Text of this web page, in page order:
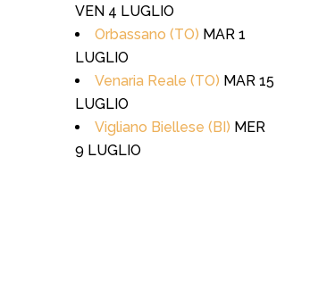
VEN 4 LUGLIO
Orbassano (TO) MAR 1
LUGLIO
Venaria Reale (TO) MAR 15
LUGLIO
Vigliano Biellese (BI) MER
9 LUGLIO